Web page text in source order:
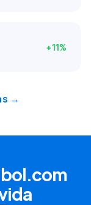
+11%
→
bol.com